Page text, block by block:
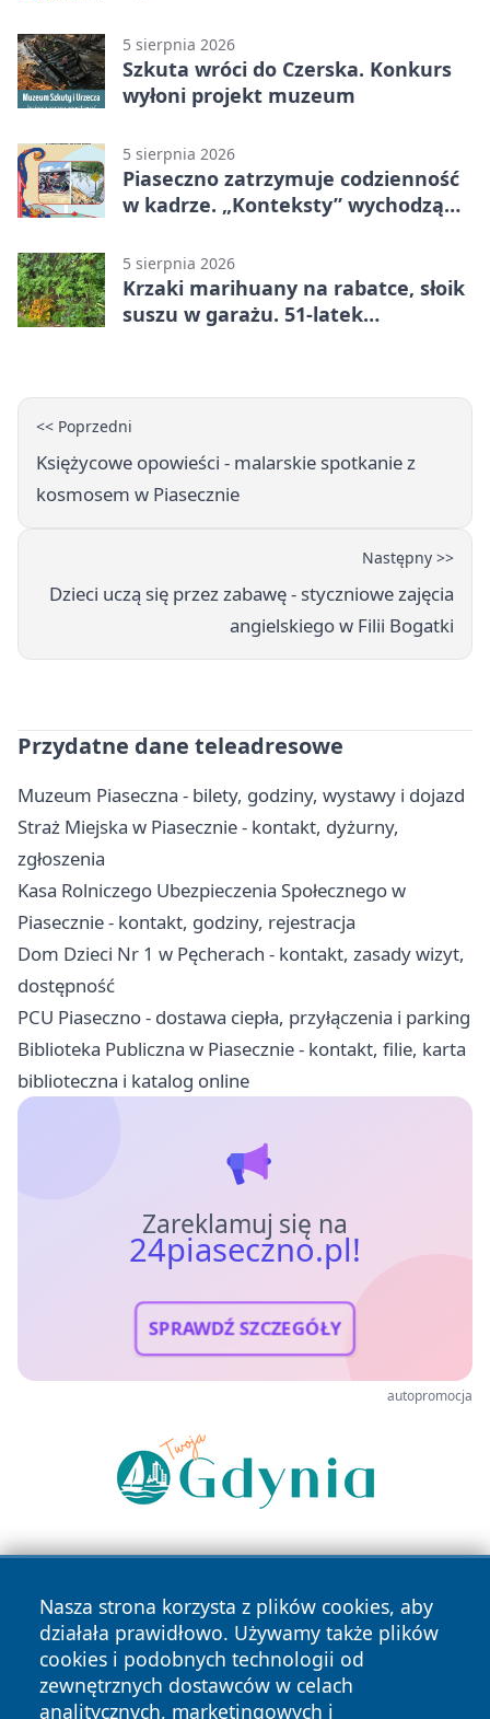
5 sierpnia 2026
Szkuta wróci do Czerska. Konkurs
wyłoni projekt muzeum
5 sierpnia 2026
Piaseczno zatrzymuje codzienność
w kadrze. „Konteksty” wychodzą
5 sierpnia 2026
Krzaki marihuany na rabatce, słoik
suszu w garażu. 51-latek
<< Poprzedni
Księżycowe opowieści - malarskie spotkanie z
kosmosem w Piasecznie
Następny >>
Dzieci uczą się przez zabawę - styczniowe zajęcia
angielskiego w Filii Bogatki
Przydatne dane teleadresowe
Muzeum Piaseczna - bilety, godziny, wystawy i dojazd
Straż Miejska w Piasecznie - kontakt, dyżurny,
zgłoszenia
Kasa Rolniczego Ubezpieczenia Społecznego w
Piasecznie - kontakt, godziny, rejestracja
Dom Dzieci Nr 1 w Pęcherach - kontakt, zasady wizyt,
dostępność
PCU Piaseczno - dostawa ciepła, przyłączenia i parking
Biblioteka Publiczna w Piasecznie - kontakt, filie, karta
biblioteczna i katalog online
Zareklamuj się na
24piaseczno.pl!
SPRAWDŹ SZCZEGÓŁY
autopromocja
Nasza strona korzysta z plików cookies, aby
działała prawidłowo. Używamy także plików
cookies i podobnych technologii od
zewnętrznych dostawców w celach
analitycznych, marketingowych i
Copyright © 2026 24piaseczno.pl Wszystkie prawa
zastrzeżone.